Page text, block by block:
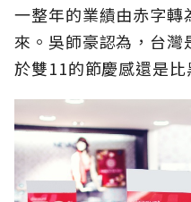
一整年的業績由赤字
來。吳師豪認為，台
於雙11的節慶感還是比